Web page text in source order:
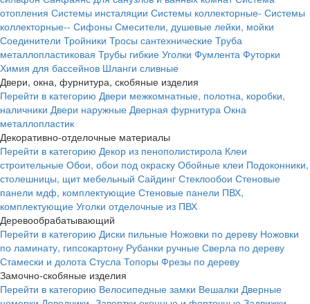
отопления Системы инсталяции Системы коллекторные- Системы
коллекторные-- Сифоны Смесители, душевые лейки, мойки
Соединители Тройники Тросы сантехнические Труба
металлопластиковая Трубы гибкие Уголки Фумлента Футорки
Химия для бассейнов Шланги сливные
Двери, окна, фурнитура, скобяные изделия
Перейти в категорию Двери межкомнатные, полотна, коробки,
наличники Двери наружные Дверная фурнитура Окна
металлопластик
Декоративно-отделочные материалы
Перейти в категорию Декор из пенополистирола Клеи
строительные Обои, обои под окраску Обойные клеи Подоконники,
столешницы, щит мебельный Сайдинг Стеклообои Стеновые
панели мдф, комплектующие Стеновые панели ПВХ,
комплектующие Уголки отделочные из ПВХ
Деревообрабатывающий
Перейти в категорию Диски пильные Ножовки по дереву Ножовки
по ламинату, гипсокартону Рубанки ручные Сверла по дереву
Стамески и долота Стусла Топоры Фрезы по дереву
Замочно-скобяные изделия
Перейти в категорию Велосипедные замки Вешалки Дверные